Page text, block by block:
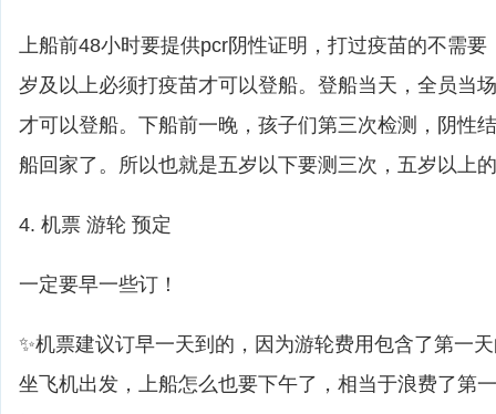
上船前48小时要提供pcr阴性证明，打过疫苗的不需要
岁及以上必须打疫苗才可以登船。登船当天，全员当
才可以登船。下船前一晚，孩子们第三次检测，阴性
船回家了。所以也就是五岁以下要测三次，五岁以上
4. 机票 游轮 预定
一定要早一些订！
✨机票建议订早一天到的，因为游轮费用包含了第一
坐飞机出发，上船怎么也要下午了，相当于浪费了第